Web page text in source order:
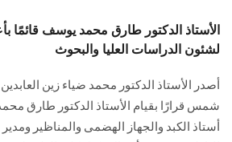
الأستاذ الدكتور طارق محمد يوسف قائمًا
لشئون الدراسات العليا والبحوث
أصدر الأستاذ الدكتور محمد ضياء زين
شمس قرارًا بقيام الأستاذ الدكتور طارق
أستاذ الكبد والجهاز الهضمى والمناظير